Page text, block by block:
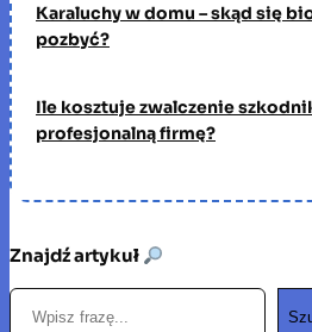
Karaluchy w domu – skąd się
pozbyć?
Ile kosztuje zwalczenie
profesjonalną firmę?
Znajdź artykuł
S